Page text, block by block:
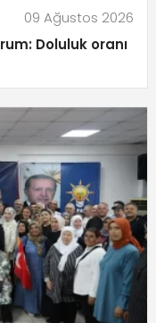
09 Ağustos 2026
Doluluk oranı